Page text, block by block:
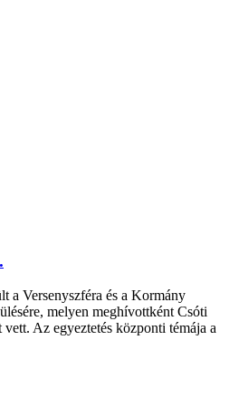
a Versenyszféra és a Kormány
melyen meghívottként Csóti
Az egyeztetés központi témája a